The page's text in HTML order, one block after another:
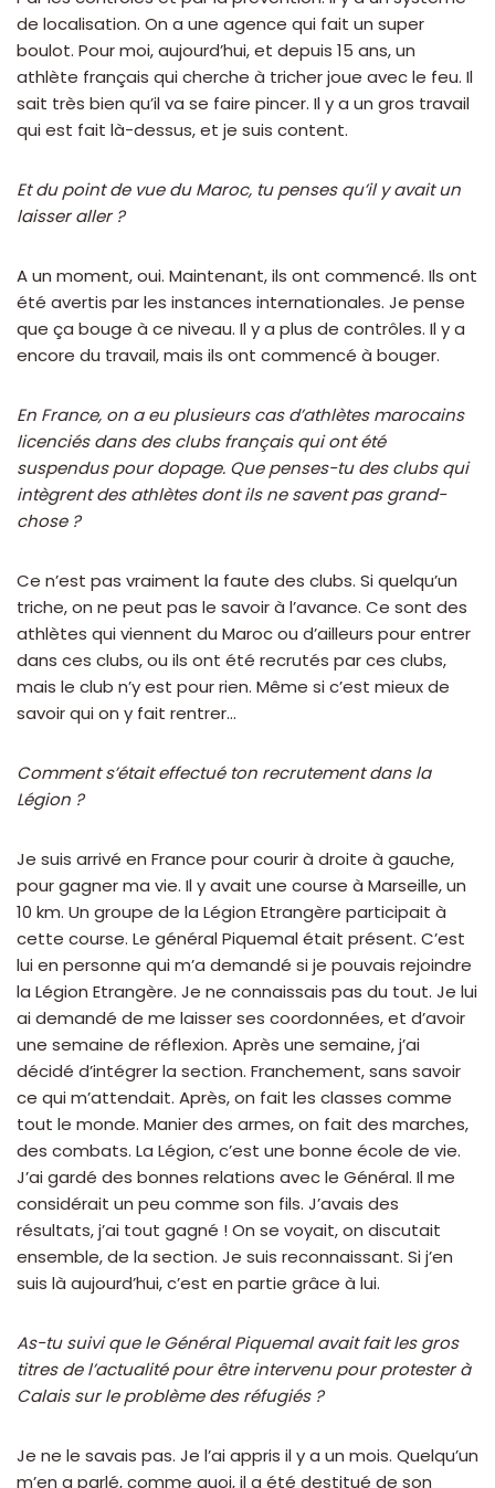
de localisation. On a une agence qui fait un super
boulot. Pour moi, aujourd’hui, et depuis 15 ans, un
athlète français qui cherche à tricher joue avec le feu. Il
sait très bien qu’il va se faire pincer. Il y a un gros travail
qui est fait là-dessus, et je suis content.
Et du point de vue du Maroc, tu penses qu’il y avait un
laisser aller ?
A un moment, oui. Maintenant, ils ont commencé. Ils ont
été avertis par les instances internationales. Je pense
que ça bouge à ce niveau. Il y a plus de contrôles. Il y a
encore du travail, mais ils ont commencé à bouger.
En France, on a eu plusieurs cas d’athlètes marocains
licenciés dans des clubs français qui ont été
suspendus pour dopage. Que penses-tu des clubs qui
intègrent des athlètes dont ils ne savent pas grand-
chose ?
Ce n’est pas vraiment la faute des clubs. Si quelqu’un
triche, on ne peut pas le savoir à l’avance. Ce sont des
athlètes qui viennent du Maroc ou d’ailleurs pour entrer
dans ces clubs, ou ils ont été recrutés par ces clubs,
mais le club n’y est pour rien. Même si c’est mieux de
savoir qui on y fait rentrer…
Comment s’était effectué ton recrutement dans la
Légion ?
Je suis arrivé en France pour courir à droite à gauche,
pour gagner ma vie. Il y avait une course à Marseille, un
10 km. Un groupe de la Légion Etrangère participait à
cette course. Le général Piquemal était présent. C’est
lui en personne qui m’a demandé si je pouvais rejoindre
la Légion Etrangère. Je ne connaissais pas du tout. Je lui
ai demandé de me laisser ses coordonnées, et d’avoir
une semaine de réflexion. Après une semaine, j’ai
décidé d’intégrer la section. Franchement, sans savoir
ce qui m’attendait. Après, on fait les classes comme
tout le monde. Manier des armes, on fait des marches,
des combats. La Légion, c’est une bonne école de vie.
J’ai gardé des bonnes relations avec le Général. Il me
considérait un peu comme son fils. J’avais des
résultats, j’ai tout gagné ! On se voyait, on discutait
ensemble, de la section. Je suis reconnaissant. Si j’en
suis là aujourd’hui, c’est en partie grâce à lui.
As-tu suivi que le Général Piquemal avait fait les gros
titres de l’actualité pour être intervenu pour protester à
Calais sur le problème des réfugiés ?
Je ne le savais pas. Je l’ai appris il y a un mois. Quelqu’un
m’en a parlé, comme quoi, il a été destitué de son